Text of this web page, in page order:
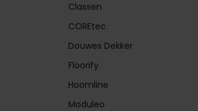
Classen
COREtec
Douwes Dekker
Floorify
Hoomline
Moduleo